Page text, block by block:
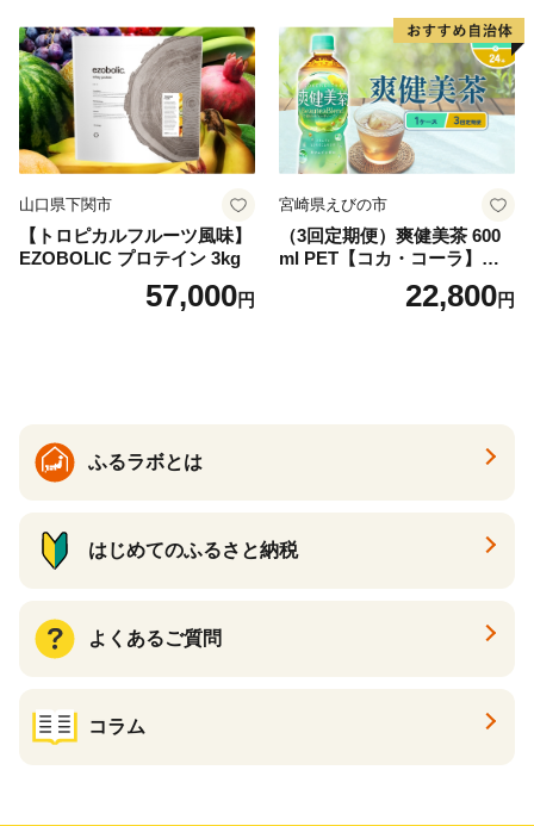
産 シリカ ミネラル 美容 備蓄
防災 長期保存 富士山 山梨県
忍野村
山口県下関市
【トロピカルフルーツ風味】
EZOBOLIC プロテイン 3kg
57,000円
宮崎県えびの市
（3回定期便）爽健美茶 600
ml PET【コカ・コーラ】ペ
ットボトル 1ケース(24本) 定
期便 3回(72本) セット お茶
22,800円
ふるラボとは
はじめてのふるさと納税
よくあるご質問
コラム